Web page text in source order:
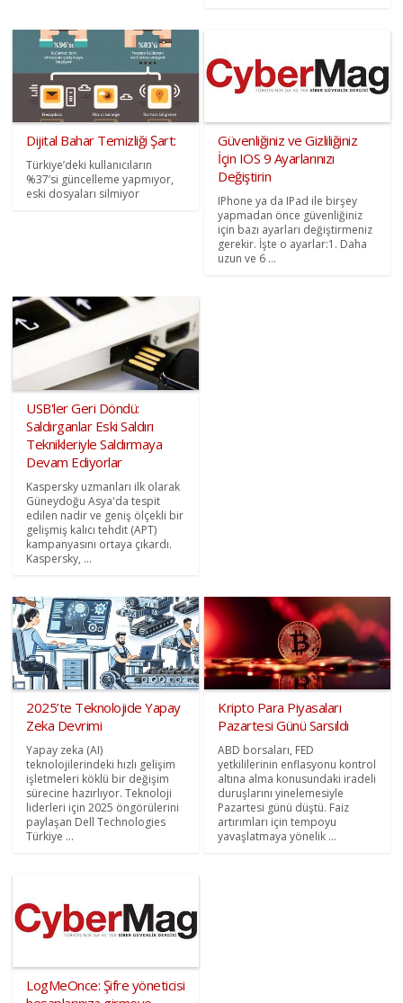
Dijital Bahar Temizliği Şart:
Türkiye’deki kullanıcıların
%37’si güncelleme yapmıyor,
eski dosyaları silmiyor
Güvenliğiniz ve Gizliliğiniz
İçin IOS 9 Ayarlarınızı
Değiştirin
IPhone ya da IPad ile birşey
yapmadan önce güvenliğiniz
için bazı ayarları değiştirmeniz
gerekir. İşte o ayarlar:1. Daha
uzun ve 6 ...
USB'ler Geri Döndü:
Saldırganlar Eski Saldırı
Teknikleriyle Saldırmaya
Devam Ediyorlar
Kaspersky uzmanları ilk olarak
Güneydoğu Asya'da tespit
edilen nadir ve geniş ölçekli bir
gelişmiş kalıcı tehdit (APT)
kampanyasını ortaya çıkardı.
Kaspersky, ...
2025’te Teknolojide Yapay
Zeka Devrimi
Yapay zeka (AI)
teknolojilerindeki hızlı gelişim
işletmeleri köklü bir değişim
sürecine hazırlıyor. Teknoloji
liderleri için 2025 öngörülerini
paylaşan Dell Technologies
Türkiye ...
Kripto Para Piyasaları
Pazartesi Günü Sarsıldı
ABD borsaları, FED
yetkililerinin enflasyonu kontrol
altına alma konusundaki iradeli
duruşlarını yinelemesiyle
Pazartesi günü düştü. Faiz
artırımları için tempoyu
yavaşlatmaya yönelik ...
LogMeOnce: Şifre yöneticisi